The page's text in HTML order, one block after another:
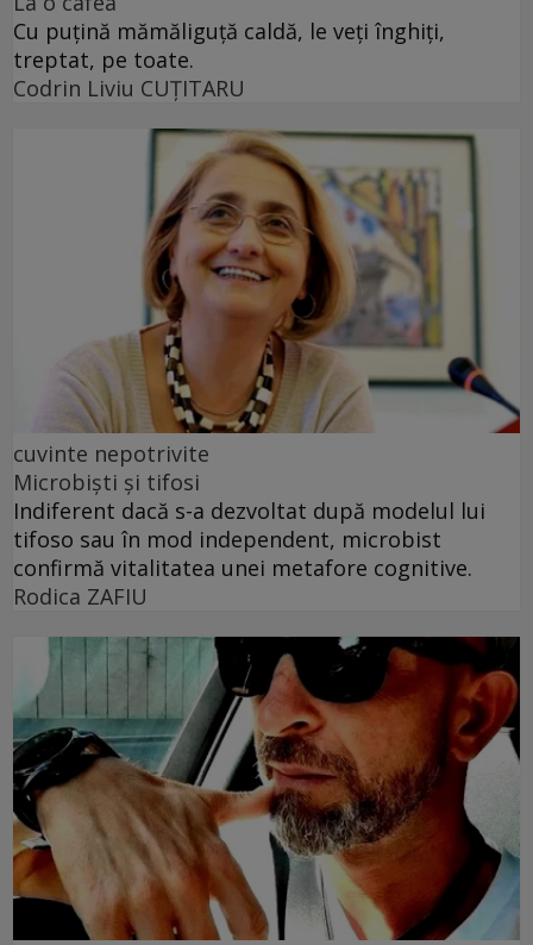
Cu puţină mămăliguţă caldă, le veţi înghiţi,
treptat, pe toate.
Codrin Liviu CUŢITARU
cuvinte nepotrivite
Microbiști și tifosi
Indiferent dacă s-a dezvoltat după modelul lui
tifoso sau în mod independent, microbist
confirmă vitalitatea unei metafore cognitive.
Rodica ZAFIU